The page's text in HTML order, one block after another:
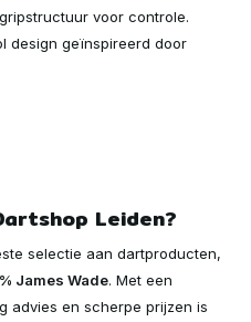
voor controle.
design geïnspireerd door
Leiden?
selectie aan dartproducten,
James Wade. Met een
advies en scherpe prijzen is